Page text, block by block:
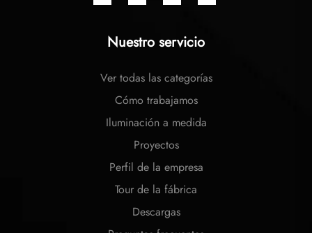
Nuestro servicio
Ver todas las categorías
Cómo trabajamos
Iluminación a medida
Proyectos
Perfil de la empresa
Tour de la fábrica
Descargas